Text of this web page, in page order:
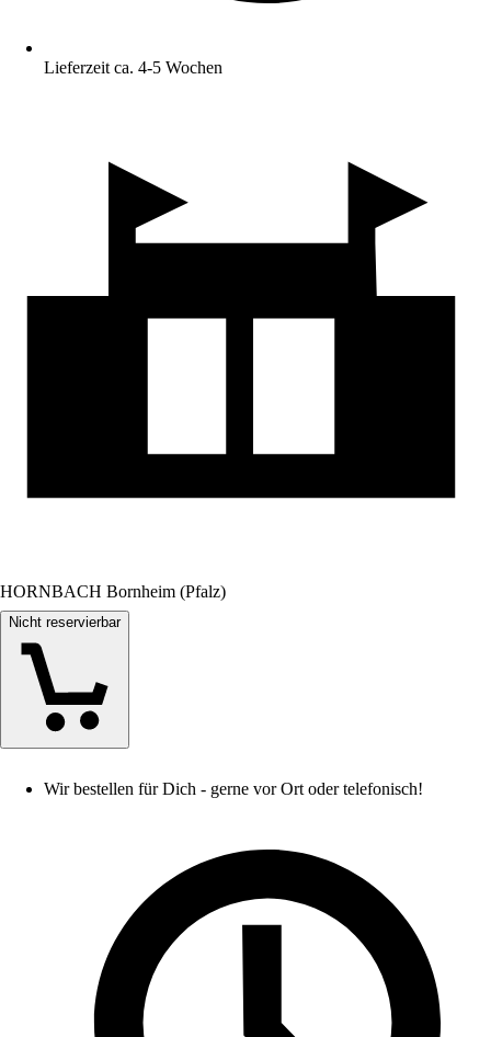
Lieferzeit ca. 4-5 Wochen
HORNBACH Bornheim (Pfalz)
Nicht reservierbar
Wir bestellen für Dich - gerne vor Ort oder telefonisch!